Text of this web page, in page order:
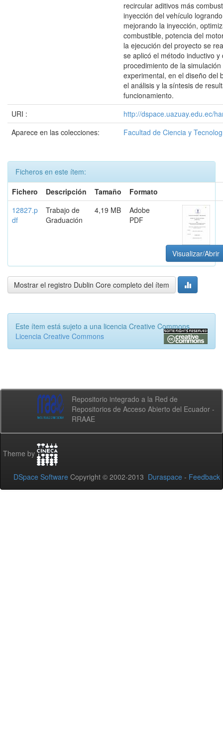
recircular aditivos más
inyección del vehículo
mejorando la inyección,
combustible, potencia del
la ejecución del proyecto se
se aplicó el método inductivo
procedimiento de la
experimental, en el diseño del
el análisis y la síntesis de
funcionamiento.
URI :
http://dspace.uazuay.edu.ec/
Aparece en las colecciones:
Facultad de Ciencia y
Ficheros en este ítem:
Fichero
Descripción Tamaño
Formato
12827.p
df
Trabajo de
Graduación
4,19 MB
Adobe
PDF
Visualizar/Abrir
Mostrar el registro Dublin Core completo del ítem
Este ítem está sujeto a una licencia Creative Commons
Licencia Creative Commons
Repositorio integrado a la Red de
Repositorios de Acceso Abierto del Ecuador -
RRAAE
Theme by
DSpace Software Copyright © 2002-2013 Duraspace - Feedback